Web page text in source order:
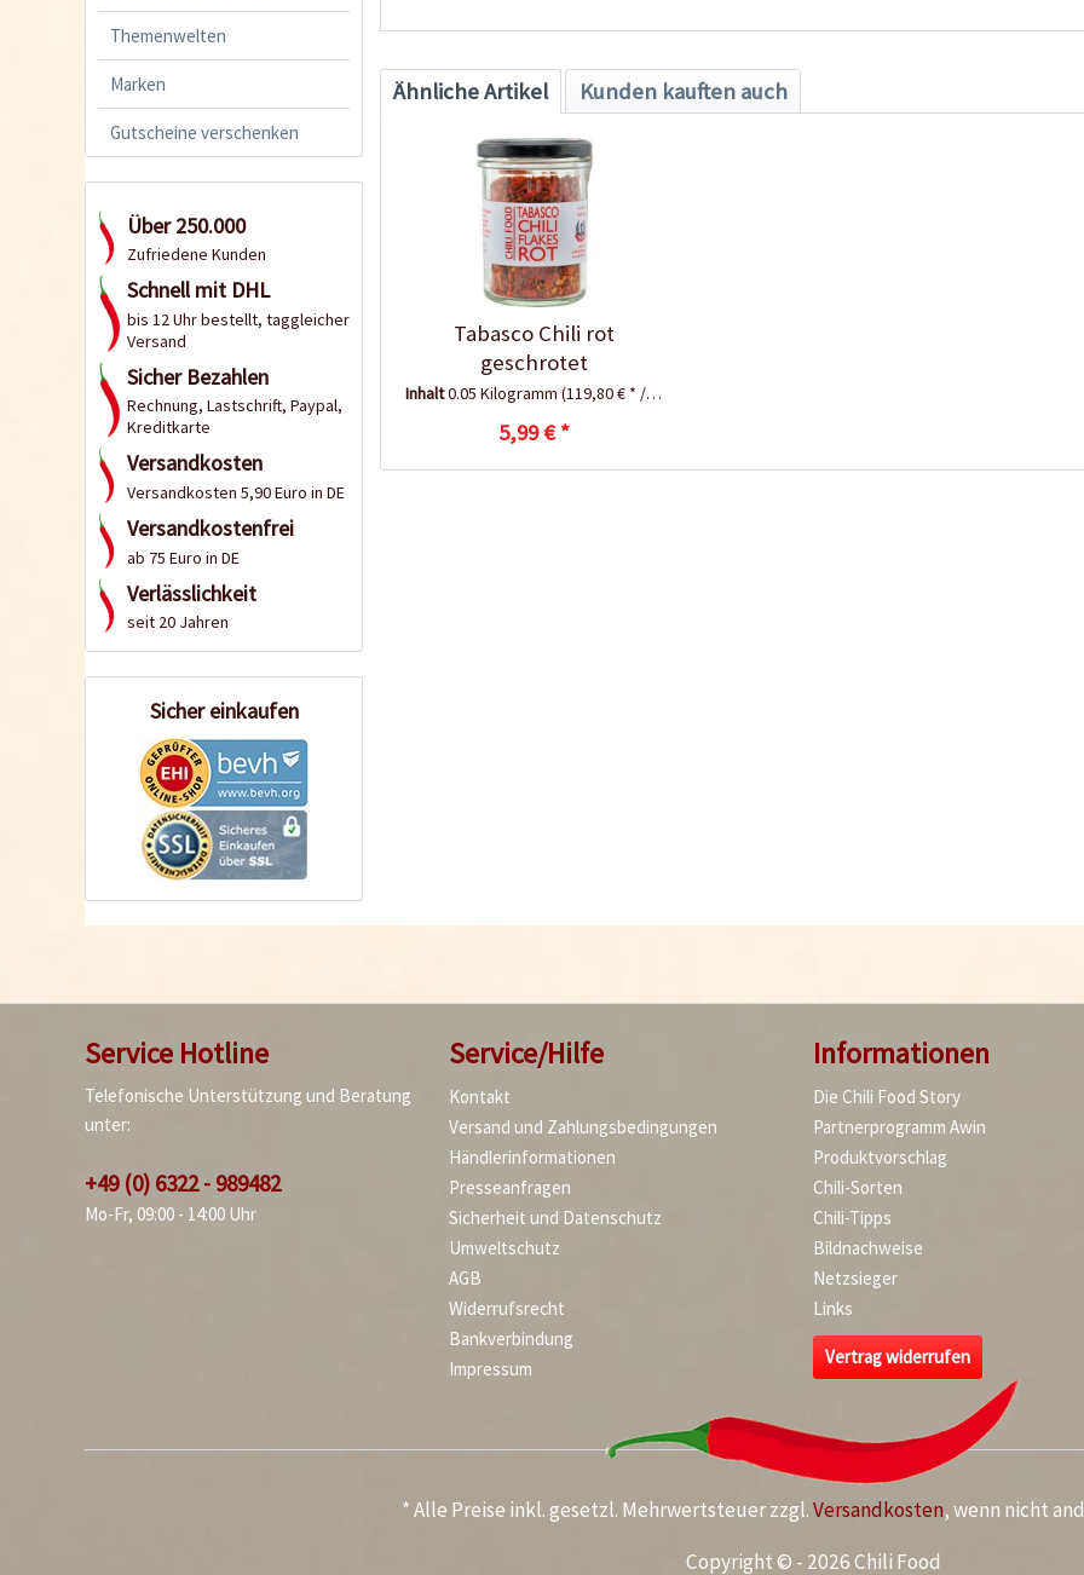
Themenwelten
Marken
Gutscheine verschenken
Über 250.000
Zufriedene Kunden
Schnell mit DHL
bis 12 Uhr bestellt, taggleicher
Versand
Sicher Bezahlen
Rechnung, Lastschrift, Paypal,
Kreditkarte
Versandkosten
Versandkosten 5,90 Euro in DE
Versandkostenfrei
ab 75 Euro in DE
Verlässlichkeit
seit 20 Jahren
Sicher einkaufen
Ähnliche Artikel Kunden kauften auch
Tabasco Chili rot
geschrotet
Inhalt0.05 Kilogramm (119,80 € * / 1 Kilogramm)
5,99 € *
Service Hotline
Telefonische Unterstützung und Beratung
unter:
+49 (0) 6322 - 989482
Mo-Fr, 09:00 - 14:00 Uhr
Service/Hilfe
Kontakt
Versand und Zahlungsbedingungen
Händlerinformationen
Presseanfragen
Sicherheit und Datenschutz
Umweltschutz
AGB
Widerrufsrecht
Bankverbindung
Impressum
Informationen
Die Chili Food Story
Partnerprogramm Awin
Produktvorschlag
Chili-Sorten
Chili-Tipps
Bildnachweise
Netzsieger
Links
Vertrag widerrufen
* Alle Preise inkl. gesetzl. Mehrwertsteuer zzgl.Versandkosten, wenn nicht
Copyright © - 2026 Chili Food